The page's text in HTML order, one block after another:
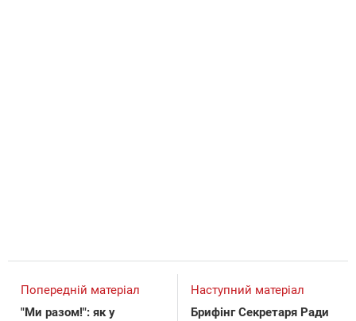
Попередній матеріал
"Ми разом!": як у
Наступний матеріал
Брифінг Секретаря Ради